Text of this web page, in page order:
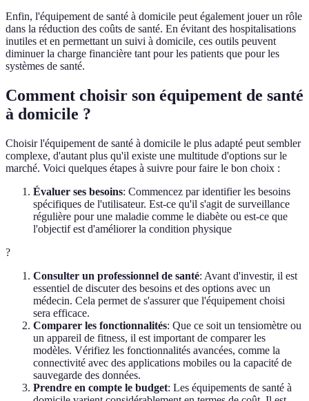
Enfin, l'équipement de santé à domicile peut également jouer un rôle
dans la réduction des coûts de santé. En évitant des hospitalisations
inutiles et en permettant un suivi à domicile, ces outils peuvent
diminuer la charge financière tant pour les patients que pour les
systèmes de santé.
Comment choisir son équipement de santé
à domicile ?
Choisir l'équipement de santé à domicile le plus adapté peut sembler
complexe, d'autant plus qu'il existe une multitude d'options sur le
marché. Voici quelques étapes à suivre pour faire le bon choix :
Évaluer ses besoins: Commencez par identifier les besoins
spécifiques de l'utilisateur. Est-ce qu'il s'agit de surveillance
régulière pour une maladie comme le diabète ou est-ce que
l'objectif est d'améliorer la condition physique
?
Consulter un professionnel de santé: Avant d'investir, il est
essentiel de discuter des besoins et des options avec un
médecin. Cela permet de s'assurer que l'équipement choisi
sera efficace.
Comparer les fonctionnalités: Que ce soit un tensiomètre ou
un appareil de fitness, il est important de comparer les
modèles. Vérifiez les fonctionnalités avancées, comme la
connectivité avec des applications mobiles ou la capacité de
sauvegarde des données.
Prendre en compte le budget: Les équipements de santé à